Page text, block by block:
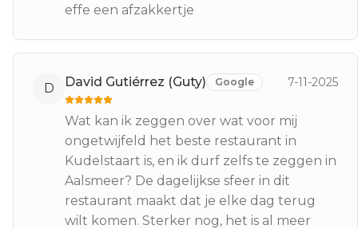
effe een afzakkertje
D David Gutiérrez (Guty) Google 7-11-2025
Wat kan ik zeggen over wat voor mij
ongetwijfeld het beste restaurant in
Kudelstaart is, en ik durf zelfs te zeggen in
Aalsmeer? De dagelijkse sfeer in dit
restaurant maakt dat je elke dag terug
wilt komen. Sterker nog, het is al meer